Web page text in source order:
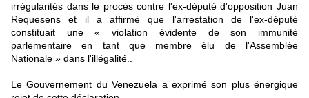
irrégularités dans le procès contre l'ex-député d'opposition Juan
Requesens et il a affirmé que l'arrestation de l'ex-député
constituait une « violation évidente de son immunité
parlementaire en tant que membre élu de l'Assemblée
Nationale » dans l'illégalité..
Le Gouvernement du Venezuela a exprimé son plus énergique